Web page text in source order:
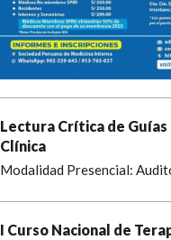
Lectura Crítica de Guías
Clínica
Modalidad Presencial:
I Curso Nacional de